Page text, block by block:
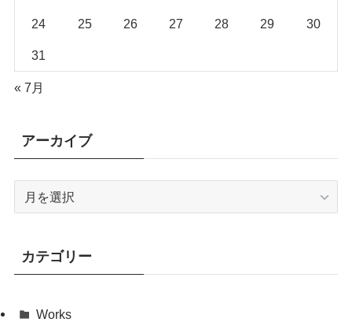
24 25 26 27 28 29 30
31
« 7月
アーカイブ
ブ
カテゴリー
Works